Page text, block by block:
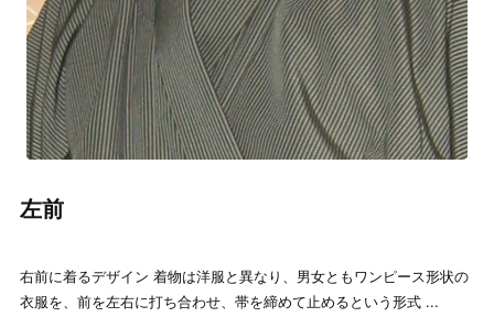
左前
右前に着るデザイン 着物は洋服と異なり、男女ともワンピース形状の
衣服を、前を左右に打ち合わせ、帯を締めて止めるという形式 ...